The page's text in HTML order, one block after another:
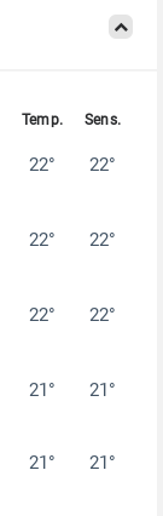
22° 22°
22° 22°
22° 22°
21° 21°
21° 21°